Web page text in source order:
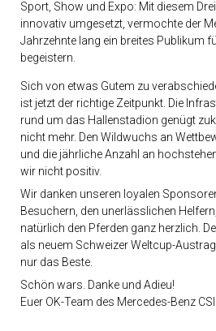
Sport, Show und Expo: Mit diesem
innovativ umgesetzt, vermochte der
Jahrzehnte lang ein breites Publikum
begeistern.
Sich von etwas Gutem zu
ist jetzt der richtige Zeitpunkt. Die
rund um das Hallenstadion genügt
nicht mehr. Den Wildwuchs an
und die jährliche Anzahl an
wir nicht positiv.
Wir danken unseren loyalen
Besuchern, den unerlässlichen
natürlich den Pferden ganz herzlich.
als neuem Schweizer Weltcup-
nur das Beste.
Schön wars. Danke und Adieu!
Euer OK-Team des Mercedes-Benz CSI